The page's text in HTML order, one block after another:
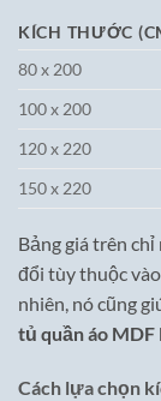
KÍCH THƯỚC
80 x 200
100 x 200
120 x 220
150 x 220
Bảng giá trên
đổi tùy thuộc
nhiên, nó cũng
tủ quần áo MDF
Cách lựa chọn